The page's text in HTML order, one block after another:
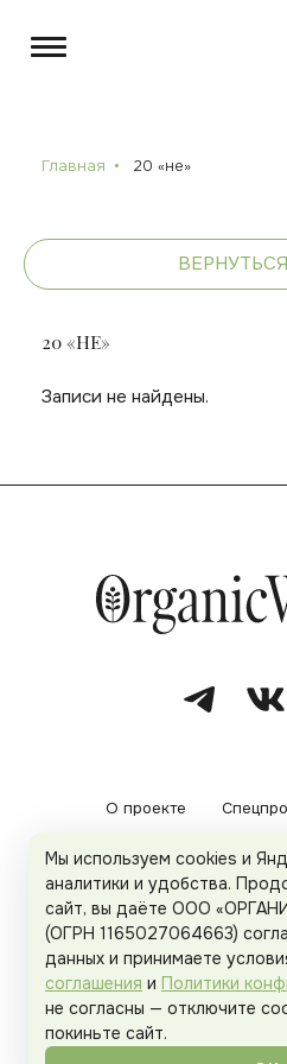
Главная 20 «не»
20 «НЕ»
Записи не найдены.
О проекте
Рекламодателям
Organicwoman.ru
Мы используем cookies и
аналитики и удобства.
сайт, вы даёте ООО
(ОГРН 1165027064663)
данных и принимаете
соглашения и Политики
не согласны — отключите
покиньте сайт.